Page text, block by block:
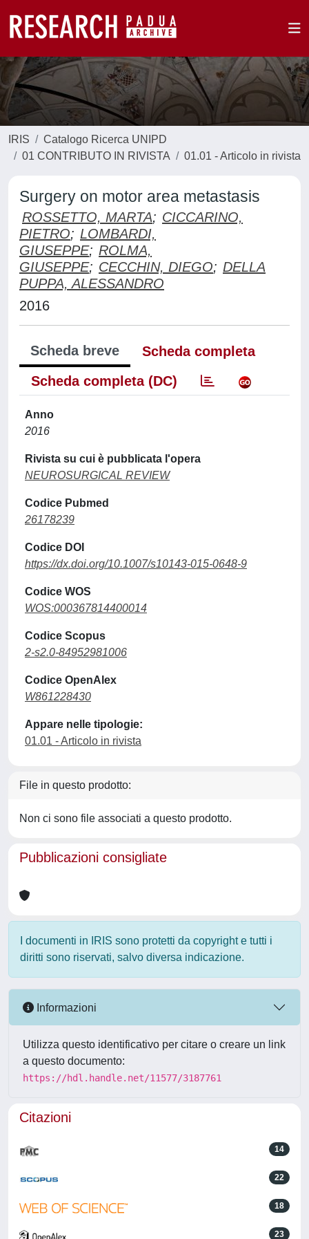
IRIS
Catalogo Ricerca UNIPD
01 CONTRIBUTO IN RIVISTA
01.01 - Articolo in rivista
Surgery on motor area metastasis
ROSSETTO, MARTA; CICCARINO,
PIETRO; LOMBARDI,
GIUSEPPE; ROLMA,
GIUSEPPE; CECCHIN, DIEGO; DELLA
PUPPA, ALESSANDRO
2016
Scheda breve
Scheda completa
Scheda completa (DC)
Anno
2016
Rivista su cui è pubblicata l'opera
NEUROSURGICAL REVIEW
Codice Pubmed
26178239
Codice DOI
https://dx.doi.org/10.1007/s10143-015-0648-9
Codice WOS
WOS:000367814400014
Codice Scopus
2-s2.0-84952981006
Codice OpenAlex
W861228430
Appare nelle tipologie:
01.01 - Articolo in rivista
File in questo prodotto:
Non ci sono file associati a questo prodotto.
Pubblicazioni consigliate
I documenti in IRIS sono protetti da copyright e tutti i
diritti sono riservati, salvo diversa indicazione.
Informazioni
Utilizza questo identificativo per citare o creare un link
a questo documento:
https://hdl.handle.net/11577/3187761
Citazioni
14
22
18
23